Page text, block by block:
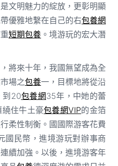
文明魅力的綻放，更彰明顯
優雅地繫在自己的右包養網
短期包養 。境游玩的宏大潛
將來十年，我國無望成為全
場之包養一，目標地將從沿
到20包養網35年，中她的蕾
住牛土豪包養網VIP的金箔
柔性制衡。國國際游客花費
國民幣，進境游玩對辦事商
續加強。以後，進境游客年